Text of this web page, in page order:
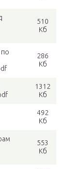
510
Кб
по
286
Кб
1312
Кб
492
Кб
553
Кб